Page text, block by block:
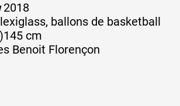
2018
ballons de basketball
cm
Benoit Florençon